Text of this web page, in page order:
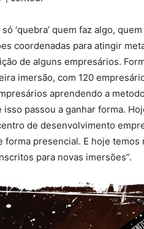
‘quebra’ quem faz algo,
coordenadas para atingir
de alguns empresários.
imersão, com 120
aprendendo a
isso passou a ganhar forma.
de desenvolvimento
forma presencial. E hoje
para novas imersões”.